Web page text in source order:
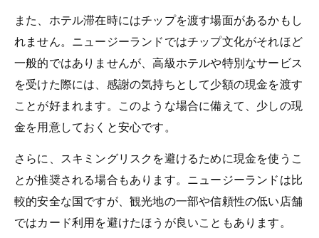
また、ホテル滞在時にはチップを渡す場面があるかもし
れません。ニュージーランドではチップ文化がそれほど
一般的ではありませんが、高級ホテルや特別なサービス
を受けた際には、感謝の気持ちとして少額の現金を渡す
ことが好まれます。このような場合に備えて、少しの現
金を用意しておくと安心です。
さらに、スキミングリスクを避けるために現金を使うこ
とが推奨される場合もあります。ニュージーランドは比
較的安全な国ですが、観光地の一部や信頼性の低い店舗
ではカード利用を避けたほうが良いこともあります。